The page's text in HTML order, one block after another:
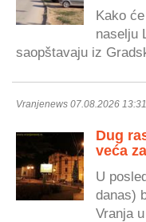
Kako
naselju
saopštavaju iz
Vranjenews 07.08.2026 13:31
Dug
veća
U
danas)
Vranja